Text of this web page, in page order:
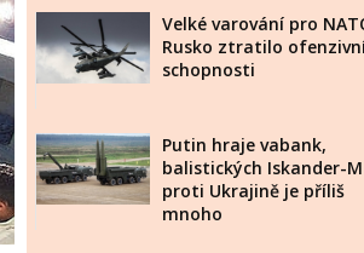
Velké varování pro
Rusko ztratilo
schopnosti
Putin hraje vabank,
balistických Iskander-M
proti Ukrajině je příliš
mnoho